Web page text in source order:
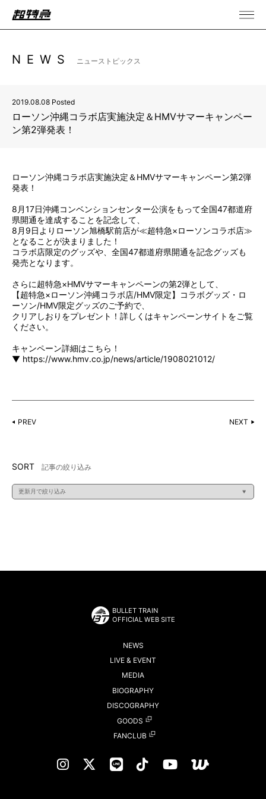
NEWS ニューストピックス
2019.08.08 Posted
ローソン沖縄コラボ店実施決定＆HMVサマーキャンペー
ン第2弾発表！
ローソン沖縄コラボ店実施決定＆HMVサマーキャンペーン第2弾
発表！
8月17日沖縄コンベンションセンター公演をもって全国47都道府
県開通を達成することを記念して、
8月9日よりローソン旭橋駅前店が≪超特急×ローソンコラボ店≫
となることが決まりました！
コラボ店限定のグッズや、全国47都道府県開通を記念グッズも
発売となります。
さらに超特急×HMVサマーキャンペーンの第2弾として、
【超特急×ローソン沖縄コラボ店/HMV限定】コラボグッズ・ロ
ーソン/HMV限定グッズのご予約で、
クリアしおりをプレゼント！詳しくはキャンペーンサイトをご覧
ください。
キャンペーン詳細はこちら！
▼ https://www.hmv.co.jp/news/article/1908021012/
PREV NEXT
SORT 記事の絞り込み
BULLET TRAIN
OFFICIAL WEB SITE
NEWS
LIVE & EVENT
MEDIA
BIOGRAPHY
DISCOGRAPHY
GOODS
FANCLUB